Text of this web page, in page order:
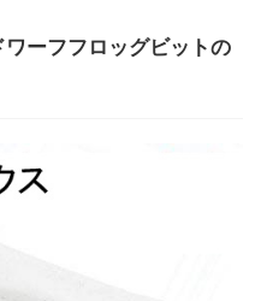
ーフフロッグビットの